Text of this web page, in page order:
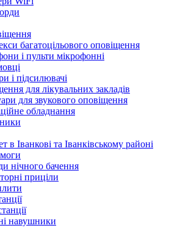
багатоцільового оповіщення
і пульти мікрофонні
і підсилювачі
для лікувальних закладів
для звукового оповіщення
обладнання
в Іванкові та Іванківському районі
нічного бачення
приціли
навушники